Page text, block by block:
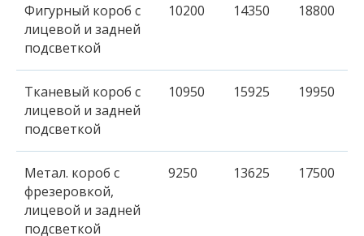
Фигурный короб с
лицевой и задней
подсветкой
10200 14350 18800
Тканевый короб с
лицевой и задней
подсветкой
10950 15925 19950
Метал. короб с
фрезеровкой,
лицевой и задней
подсветкой
9250 13625 17500